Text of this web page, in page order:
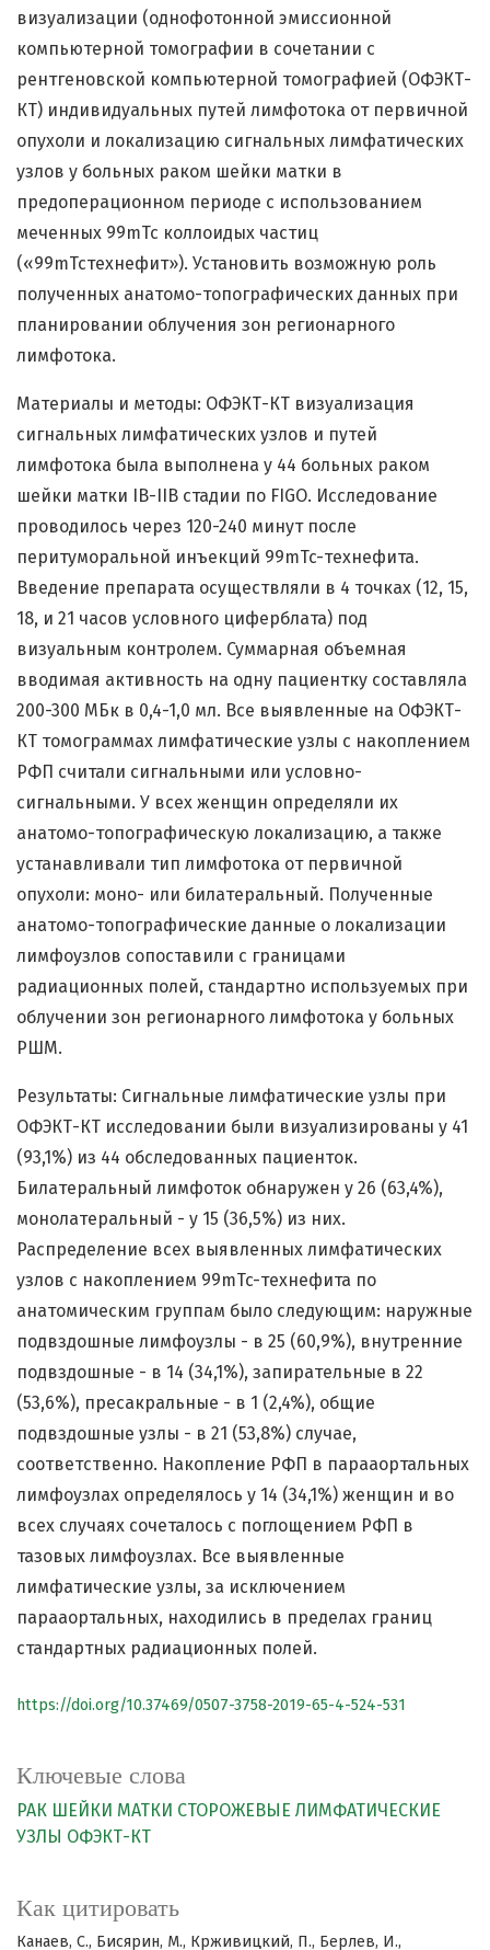
Ключевые слова
РАК ШЕЙКИ МАТКИ СТОРОЖЕВЫЕ ЛИМФАТИЧЕСКИЕ
УЗЛЫ ОФЭКТ-КТ
Как цитировать
Канаев, С., Бисярин, М., Крживицкий, П., Берлев, И.,
визуализации (однофотонной эмиссионной
компьютерной томографии в сочетании с
рентгеновской компьютерной томографией (ОФЭКТ-
КТ) индивидуальных путей лимфотока от первичной
опухоли и локализацию сигнальных лимфатических
узлов у больных раком шейки матки в
предоперационном периоде с использованием
меченных 99mTc коллоидых частиц
(«99mTcтехнефит»). Установить возможную роль
полученных анатомо-топографических данных при
планировании облучения зон регионарного
лимфотока.
Материалы и методы: ОФЭКТ-КТ визуализация
сигнальных лимфатических узлов и путей
лимфотока была выполнена у 44 больных раком
шейки матки IB-IIB стадии по FIGO. Исследование
проводилось через 120-240 минут после
перитуморальной инъекций 99mTc-технефита.
Введение препарата осуществляли в 4 точках (12, 15,
18, и 21 часов условного циферблата) под
визуальным контролем. Суммарная объемная
вводимая активность на одну пациентку составляла
200-300 МБк в 0,4-1,0 мл. Все выявленные на ОФЭКТ-
КТ томограммах лимфатические узлы с накоплением
РФП считали сигнальными или условно-
сигнальными. У всех женщин определяли их
анатомо-топографическую локализацию, а также
устанавливали тип лимфотока от первичной
опухоли: моно- или билатеральный. Полученные
анатомо-топографические данные о локализации
лимфоузлов сопоставили с границами
радиационных полей, стандартно используемых при
облучении зон регионарного лимфотока у больных
РШМ.
Результаты: Сигнальные лимфатические узлы при
ОФЭКТ-КТ исследовании были визуализированы у 41
(93,1%) из 44 обследованных пациенток.
Билатеральный лимфоток обнаружен у 26 (63,4%),
монолатеральный - у 15 (36,5%) из них.
Распределение всех выявленных лимфатических
узлов с накоплением 99mTc-технефита по
анатомическим группам было следующим: наружные
подвздошные лимфоузлы - в 25 (60,9%), внутренние
подвздошные - в 14 (34,1%), запирательные в 22
(53,6%), пресакральные - в 1 (2,4%), общие
подвздошные узлы - в 21 (53,8%) случае,
соответственно. Накопление РФП в парааортальных
лимфоузлах определялось у 14 (34,1%) женщин и во
всех случаях сочеталось с поглощением РФП в
тазовых лимфоузлах. Все выявленные
лимфатические узлы, за исключением
парааортальных, находились в пределах границ
стандартных радиационных полей.
https://doi.org/10.37469/0507-3758-2019-65-4-524-531